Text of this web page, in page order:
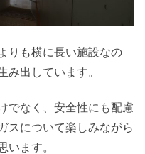
りも横に長い施設なの
み出しています。
でなく、安全性にも配慮
スについて楽しみながら
います。